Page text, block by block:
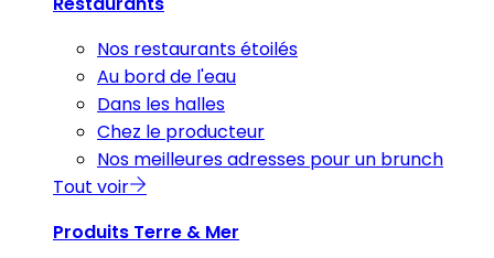
Nos restaurants étoilés
Au bord de l'eau
Dans les halles
Chez le producteur
Nos meilleures adresses pour un brunch
Tout voir
Produits Terre & Mer